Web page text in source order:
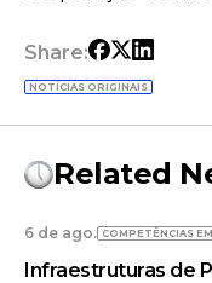
Share:
NOTÍCIAS ORIGINAIS
Related
6 de ago. COMPETÊNCIAS
Infraestruturas de